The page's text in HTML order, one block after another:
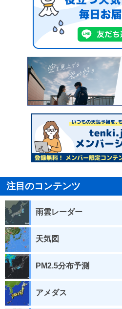
注目のコンテンツ
雨雲レーダー
天気図
PM2.5分布予測
アメダス